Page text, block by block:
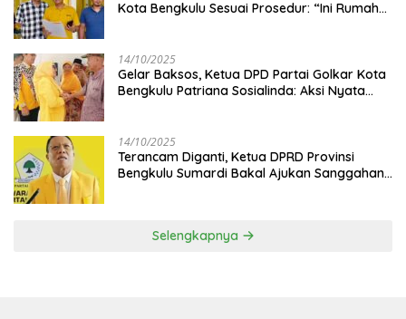
Kota Bengkulu Sesuai Prosedur: “Ini Rumah
14/10/2025
‎Gelar Baksos, Ketua DPD Partai Golkar Kota
Bengkulu Patriana Sosialinda: Aksi Nyata
14/10/2025
Terancam Diganti, Ketua DPRD Provinsi
Bengkulu Sumardi Bakal Ajukan Sanggahan
Selengkapnya